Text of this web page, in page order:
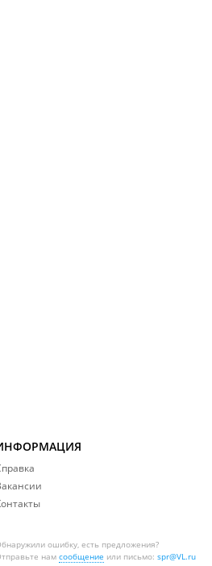
ошибку, есть предложения?
нам сообщение или письмо: spr@VL.ru